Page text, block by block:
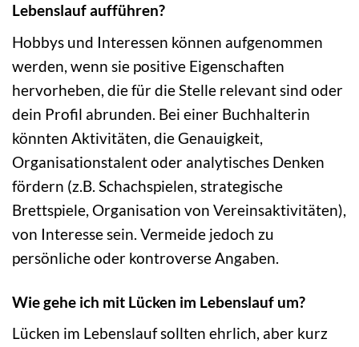
Lebenslauf aufführen?
Hobbys und Interessen können aufgenommen
werden, wenn sie positive Eigenschaften
hervorheben, die für die Stelle relevant sind oder
dein Profil abrunden. Bei einer Buchhalterin
könnten Aktivitäten, die Genauigkeit,
Organisationstalent oder analytisches Denken
fördern (z.B. Schachspielen, strategische
Brettspiele, Organisation von Vereinsaktivitäten),
von Interesse sein. Vermeide jedoch zu
persönliche oder kontroverse Angaben.
Wie gehe ich mit Lücken im Lebenslauf um?
Lücken im Lebenslauf sollten ehrlich, aber kurz